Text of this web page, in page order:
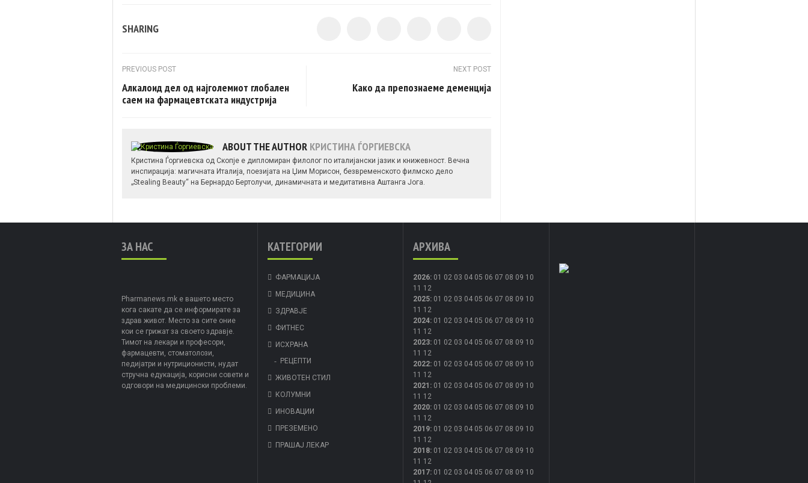
SHARING
Post navigation
PREVIOUS POST
Алкалоид дел од најголемиот глобален
саем на фармацевтската индустрија
NEXT POST
Како да препознаеме деменција
ABOUT THE AUTHOR КРИСТИНА ЃОРГИЕВСКА
Кристина Ѓоргиевска од Скопје е дипломиран филолог по италијански јазик и книжевност. Вечна
инспирација: магичната Италија, поезијата на Џим Морисон, безвременското филмско дело
„Stealing Beauty“ на Бернардо Бертолучи, динамичната и медитативна Аштанга Јога.
ЗА НАС
Pharmanews.mk е вашето место
кога сакате да се информирате за
здрав живот. Место за сите оние
кои се грижат за своето здравје.
Тимот на лекари и професори,
фармацевти, стоматолози,
педијатри и нутриционисти, нудат
стручна едукација, корисни совети и
одговори на медицински проблеми.
КАТЕГОРИИ
ФАРМАЦИЈА
МЕДИЦИНА
ЗДРАВЈЕ
ФИТНЕС
ИСХРАНА
РЕЦЕПТИ
ЖИВОТЕН СТИЛ
КОЛУМНИ
ИНОВАЦИИ
ПРЕЗЕМЕНО
ПРАШАЈ ЛЕКАР
АРХИВА
2026: 01 02 03 04 05 06 07 08 09 10
11 12
2025: 01 02 03 04 05 06 07 08 09 10
11 12
2024: 01 02 03 04 05 06 07 08 09 10
11 12
2023: 01 02 03 04 05 06 07 08 09 10
11 12
2022: 01 02 03 04 05 06 07 08 09 10
11 12
2021 : 01 02 03 04 05 06 07 08 09 10
11 12
2020: 01 02 03 04 05 06 07 08 09 10
11 12
2019: 01 02 03 04 05 06 07 08 09 10
11 12
2018: 01 02 03 04 05 06 07 08 09 10
11 12
2017: 01 02 03 04 05 06 07 08 09 10